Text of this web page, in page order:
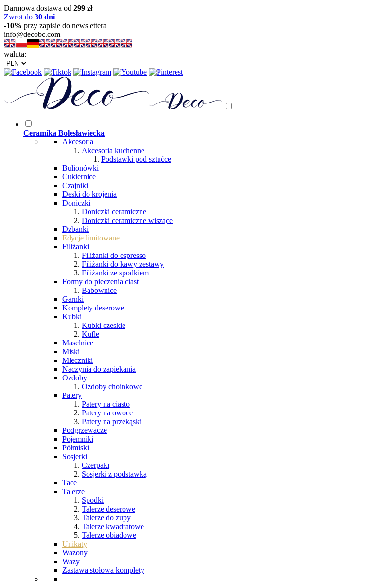
Darmowa dostawa od 299 zł
Zwrot do 30 dni
-10% przy zapisie do newslettera
info@decobc.com
waluta:
Ceramika Bolesławiecka
Akcesoria
Akcesoria kuchenne
Podstawki pod sztućce
Bulionówki
Cukiernice
Czajniki
Deski do krojenia
Doniczki
Doniczki ceramiczne
Doniczki ceramiczne wiszące
Dzbanki
Edycje limitowane
Filiżanki
Filiżanki do espresso
Filiżanki do kawy zestawy
Filiżanki ze spodkiem
Formy do pieczenia ciast
Babownice
Garnki
Komplety deserowe
Kubki
Kubki czeskie
Kufle
Maselnice
Miski
Mleczniki
Naczynia do zapiekania
Ozdoby
Ozdoby choinkowe
Patery
Patery na ciasto
Patery na owoce
Patery na przekąski
Podgrzewacze
Pojemniki
Półmiski
Sosjerki
Czerpaki
Sosjerki z podstawką
Tace
Talerze
Spodki
Talerze deserowe
Talerze do zupy
Talerze kwadratowe
Talerze obiadowe
Unikaty
Wazony
Wazy
Zastawa stołowa komplety